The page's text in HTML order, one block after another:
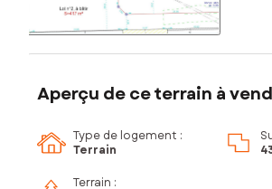
Aperçu de ce terrain à
Type de logement :
Terrain
Terrain :